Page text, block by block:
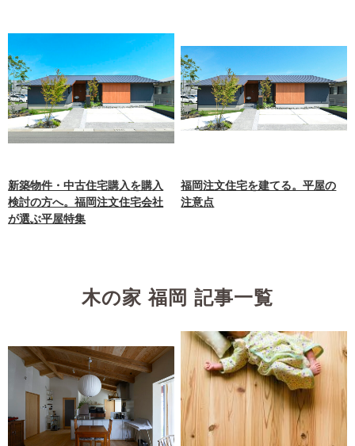
新築物件・中古住宅購入を購入
検討の方へ。福岡注文住宅会社
が選ぶ平屋特集
福岡注文住宅を建てる。平屋の
注意点
木の家 福岡 記事一覧